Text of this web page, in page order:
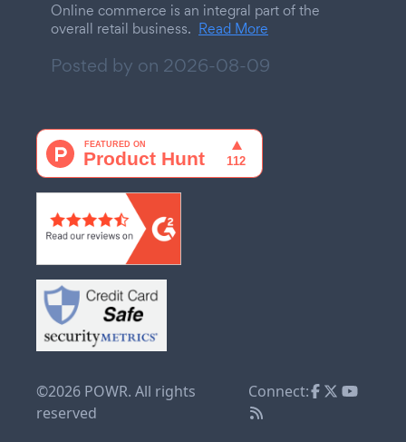
Online commerce is an integral part of the
overall retail business. Read More
Posted by on 2026-08-09
©2026 POWR. All rights
reserved
Connect: